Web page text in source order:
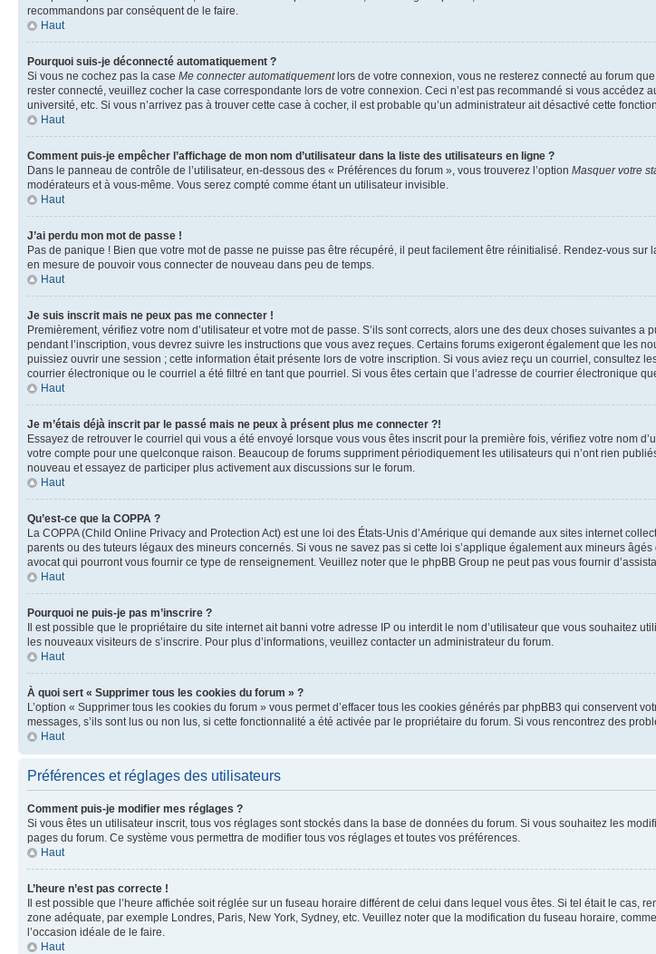
recommandons par conséquent de le faire.
Haut
Pourquoi suis-je déconnecté automatiquement ?
Si vous ne cochez pas la case Me connecter automatiquementlors de votre connexion, vous ne resterez connecté au forum
rester connecté, veuillez cocher la case correspondante lors de votre connexion. Ceci n’est pas recommandé si vous
université, etc. Si vous n’arrivez pas à trouver cette case à cocher, il est probable qu’un administrateur ait désactivé cette
Haut
Comment puis-je empêcher l’affichage de mon nom d’utilisateur dans la liste des utilisateurs en ligne ?
Dans le panneau de contrôle de l’utilisateur, en-dessous des « Préférences du forum », vous trouverez l’option Masquer votre
modérateurs et à vous-même. Vous serez compté comme étant un utilisateur invisible.
Haut
J’ai perdu mon mot de passe !
Pas de panique ! Bien que votre mot de passe ne puisse pas être récupéré, il peut facilement être réinitialisé. Rendez-vous sur
en mesure de pouvoir vous connecter de nouveau dans peu de temps.
Haut
Je suis inscrit mais ne peux pas me connecter !
Premièrement, vérifiez votre nom d’utilisateur et votre mot de passe. S’ils sont corrects, alors une des deux choses suivantes
pendant l’inscription, vous devrez suivre les instructions que vous avez reçues. Certains forums exigeront également que les
puissiez ouvrir une session ; cette information était présente lors de votre inscription. Si vous aviez reçu un courriel,
courrier électronique ou le courriel a été filtré en tant que pourriel. Si vous êtes certain que l’adresse de courrier électronique
Haut
Je m’étais déjà inscrit par le passé mais ne peux à présent plus me connecter ?!
Essayez de retrouver le courriel qui vous a été envoyé lorsque vous vous êtes inscrit pour la première fois, vérifiez votre nom
votre compte pour une quelconque raison. Beaucoup de forums suppriment périodiquement les utilisateurs qui n’ont rien
nouveau et essayez de participer plus activement aux discussions sur le forum.
Haut
Qu’est-ce que la COPPA ?
La COPPA (Child Online Privacy and Protection Act) est une loi des États-Unis d’Amérique qui demande aux sites internet
parents ou des tuteurs légaux des mineurs concernés. Si vous ne savez pas si cette loi s’applique également aux mineurs
avocat qui pourront vous fournir ce type de renseignement. Veuillez noter que le phpBB Group ne peut pas vous fournir
Haut
Pourquoi ne puis-je pas m’inscrire ?
Il est possible que le propriétaire du site internet ait banni votre adresse IP ou interdit le nom d’utilisateur que vous souhaitez
les nouveaux visiteurs de s’inscrire. Pour plus d’informations, veuillez contacter un administrateur du forum.
Haut
À quoi sert « Supprimer tous les cookies du forum » ?
L’option « Supprimer tous les cookies du forum » vous permet d’effacer tous les cookies générés par phpBB3 qui conservent
messages, s’ils sont lus ou non lus, si cette fonctionnalité a été activée par le propriétaire du forum. Si vous rencontrez des
Haut
Préférences et réglages des utilisateurs
Comment puis-je modifier mes réglages ?
Si vous êtes un utilisateur inscrit, tous vos réglages sont stockés dans la base de données du forum. Si vous souhaitez les
pages du forum. Ce système vous permettra de modifier tous vos réglages et toutes vos préférences.
Haut
L’heure n’est pas correcte !
Il est possible que l’heure affichée soit réglée sur un fuseau horaire différent de celui dans lequel vous êtes. Si tel était le cas,
zone adéquate, par exemple Londres, Paris, New York, Sydney, etc. Veuillez noter que la modification du fuseau horaire,
l’occasion idéale de le faire.
Haut